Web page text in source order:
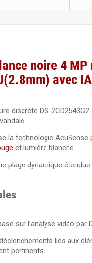
noire 4
avec
discrète DS-
la technologie
et lumière blanche.
plage dynamique
sur l’analyse vidéo
liés aux
pertinents.